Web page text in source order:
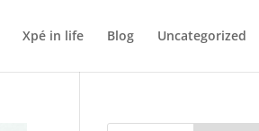
Xpé in life Blog Uncategorized